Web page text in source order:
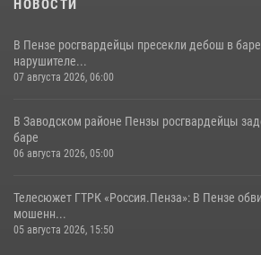
НОВОСТИ
В Пензе росгвардейцы пресекли дебош в
нарушителе...
07 августа 2026, 06:00
В Заводском районе Пензы росгвардейцы
баре
06 августа 2026, 05:00
Телесюжет ГТРК «Россия.Пенза»: В Пензе
мошенн...
05 августа 2026, 15:50